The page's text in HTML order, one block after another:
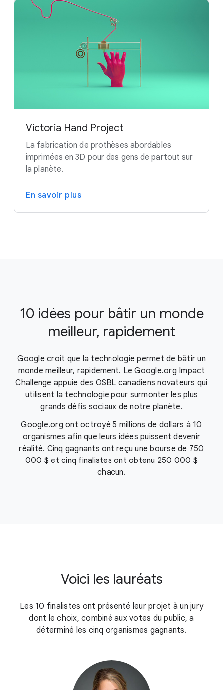
Victoria Hand Project
La fabrication de prothèses abordables
imprimées en 3D pour des gens de partout sur
la planète.
En savoir plus
10 idées pour bâtir un monde
meilleur, rapidement
Google croit que la technologie permet de bâtir un
monde meilleur, rapidement. Le Google.org Impact
Challenge appuie des OSBL canadiens novateurs qui
utilisent la technologie pour surmonter les plus
grands défis sociaux de notre planète.
Google.org ont octroyé 5 millions de dollars à 10
organismes afin que leurs idées puissent devenir
réalité. Cinq gagnants ont reçu une bourse de 750
000 $ et cinq finalistes ont obtenu 250 000 $
chacun.
Voici les lauréats
Les 10 finalistes ont présenté leur projet à un jury
dont le choix, combiné aux votes du public, a
déterminé les cinq organismes gagnants.